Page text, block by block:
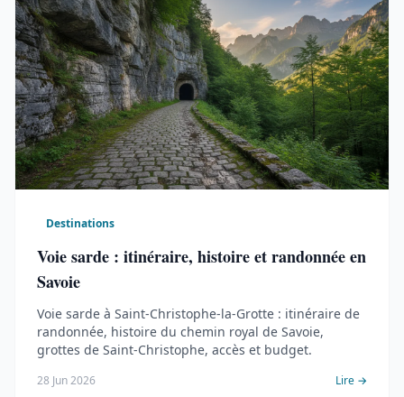
Destinations
Voie sarde : itinéraire, histoire et randonnée en
Savoie
Voie sarde à Saint-Christophe-la-Grotte : itinéraire de
randonnée, histoire du chemin royal de Savoie,
grottes de Saint-Christophe, accès et budget.
28 Jun 2026 Lire →